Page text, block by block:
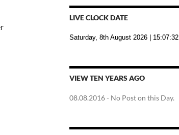
LIVE CLOCK DATE
Saturday, 8th August 2026 | 15:07:33
VIEW TEN YEARS AGO
08.08.2016- No Post on this Day.